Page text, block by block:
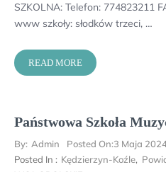
SZKOLNA: Telefon: 774823211
www szkoły: słodków trzeci, …
READ MORE
Państwowa Szkoła
By: Admin Posted On:3 Maja
Posted In : Kędzierzyn-Koźle,